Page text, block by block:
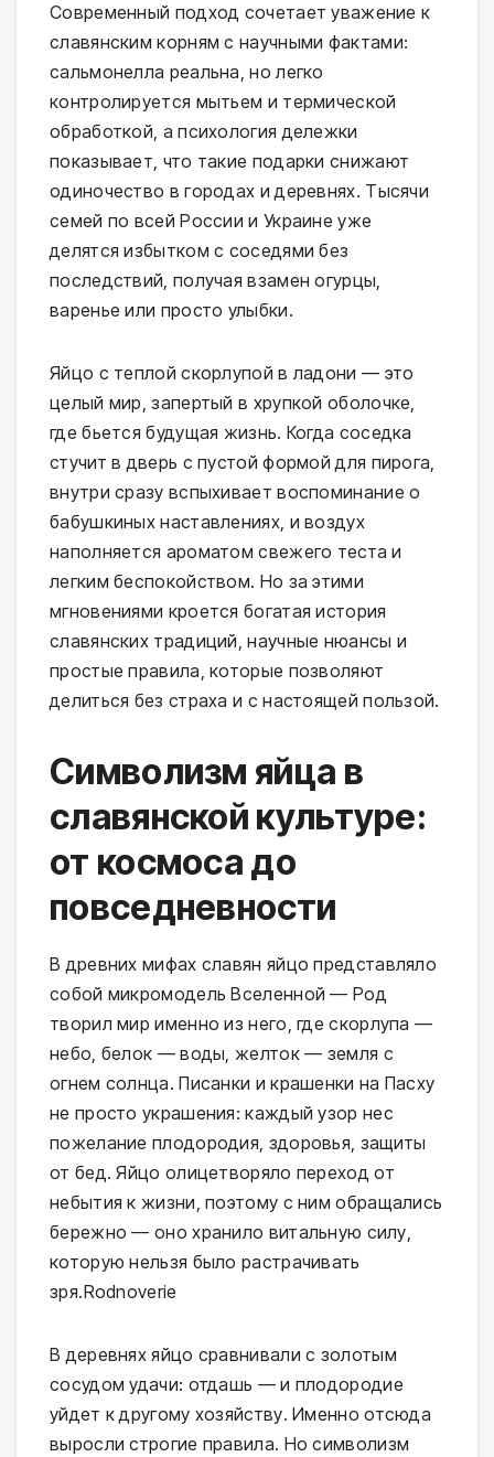
Современный подход сочетает уважение к
славянским корням с научными фактами:
сальмонелла реальна, но легко
контролируется мытьем и термической
обработкой, а психология дележки
показывает, что такие подарки снижают
одиночество в городах и деревнях. Тысячи
семей по всей России и Украине уже
делятся избытком с соседями без
последствий, получая взамен огурцы,
варенье или просто улыбки.
Яйцо с теплой скорлупой в ладони — это
целый мир, запертый в хрупкой оболочке,
где бьется будущая жизнь. Когда соседка
стучит в дверь с пустой формой для пирога,
внутри сразу вспыхивает воспоминание о
бабушкиных наставлениях, и воздух
наполняется ароматом свежего теста и
легким беспокойством. Но за этими
мгновениями кроется богатая история
славянских традиций, научные нюансы и
простые правила, которые позволяют
делиться без страха и с настоящей пользой.
Символизм яйца в
славянской культуре:
от космоса до
повседневности
В древних мифах славян яйцо представляло
собой микромодель Вселенной — Род
творил мир именно из него, где скорлупа —
небо, белок — воды, желток — земля с
огнем солнца. Писанки и крашенки на Пасху
не просто украшения: каждый узор нес
пожелание плодородия, здоровья, защиты
от бед. Яйцо олицетворяло переход от
небытия к жизни, поэтому с ним обращались
бережно — оно хранило витальную силу,
которую нельзя было растрачивать
зря.⁠Rodnoverie
В деревнях яйцо сравнивали с золотым
сосудом удачи: отдашь — и плодородие
уйдет к другому хозяйству. Именно отсюда
выросли строгие правила. Но символизм